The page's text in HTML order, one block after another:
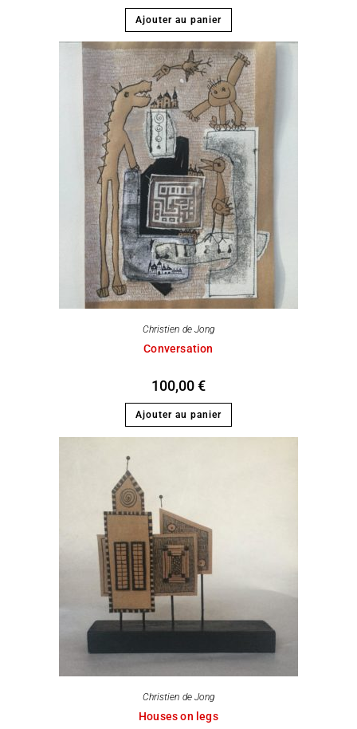
Ajouter au panier
Christien de Jong
Conversation
100,00€
Ajouter au panier
Christien de Jong
Houses on legs